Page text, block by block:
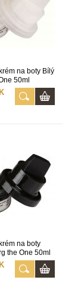
na boty Bílý
50ml
na boty
the One 50ml